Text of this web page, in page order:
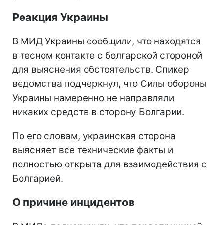
Реакция Украины
В МИД Украины сообщили, что находятся
в тесном контакте с болгарской стороной
для выяснения обстоятельств. Спикер
ведомства подчеркнул, что Силы обороны
Украины намеренно не направляли
никаких средств в сторону Болгарии.
По его словам, украинская сторона
выясняет все технические факты и
полностью открыта для взаимодействия с
Болгарией.
О причине инцидентов